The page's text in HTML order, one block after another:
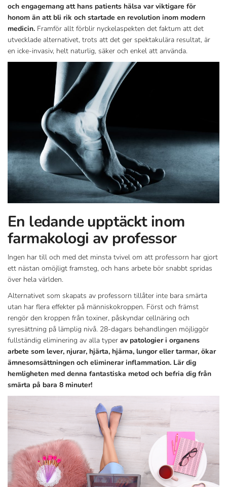
och engagemang att hans patients hälsa var viktigare för
honom än att bli rik och startade en revolution inom modern
medicin. Framför allt förblir nyckelaspekten det faktum att det
utvecklade alternativet, trots att det ger spektakulära resultat, är
en icke-invasiv, helt naturlig, säker och enkel att använda.
En ledande upptäckt inom
farmakologi av professor
Ingen har till och med det minsta tvivel om att professorn har gjort
ett nästan omöjligt framsteg, och hans arbete bör snabbt spridas
över hela världen.
Alternativet som skapats av professorn tillåter inte bara smärta
utan har flera effekter på människokroppen. Först och främst
rengör den kroppen från toxiner, påskyndar cellnäring och
syresättning på lämplig nivå. 28-dagars behandlingen möjliggör
fullständig eliminering av alla typer av patologier i organens
arbete som lever, njurar, hjärta, hjärna, lungor eller tarmar, ökar
ämnesomsättningen och eliminerar inflammation. Lär dig
hemligheten med denna fantastiska metod och befria dig från
smärta på bara 8 minuter!